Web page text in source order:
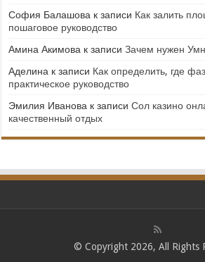
София Балашова к записи Как залить
пошаговое руководство
Амина Акимова к записиЗачем нужен
Аделина к записи Как определить, где
практическое руководство
Эмилия Иванова к записиСол казино
качественный отдых
© Copyright 2026, All Rights